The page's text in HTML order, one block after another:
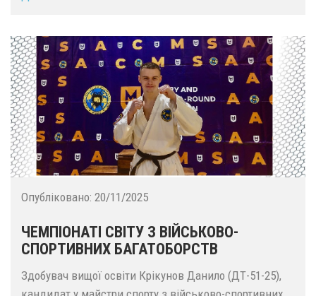
Опубліковано: 20/11/2025
ЧЕМПІОНАТІ СВІТУ З ВІЙСЬКОВО-
СПОРТИВНИХ БАГАТОБОРСТВ
Здобувач вищої освіти Крікунов Данило (ДТ-51-25),